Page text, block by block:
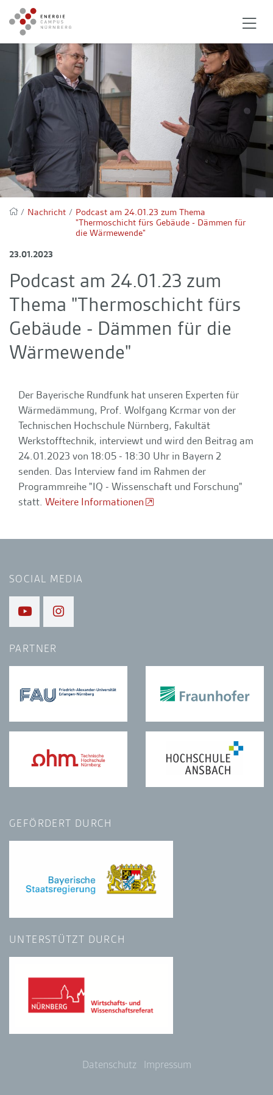
/ Nachricht / Podcast am 24.01.23 zum Thema
"Thermoschicht fürs Gebäude - Dämmen für
die Wärmewende"
23.01.2023
Podcast am 24.01.23 zum
Thema "Thermoschicht fürs
Gebäude - Dämmen für die
Wärmewende"
Der Bayerische Rundfunk hat unseren Experten für
Wärmedämmung, Prof. Wolfgang Kcrmar von der
Technischen Hochschule Nürnberg, Fakultät
Werkstofftechnik, interviewt und wird den Beitrag am
24.01.2023 von 18:05 - 18:30 Uhr in Bayern 2
senden. Das Interview fand im Rahmen der
Programmreihe "IQ - Wissenschaft und Forschung"
statt. Weitere Informationen
SOCIAL MEDIA
PARTNER
GEFÖRDERT DURCH
UNTERSTÜTZT DURCH
Datenschutz Impressum